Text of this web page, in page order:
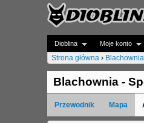
Dioblina Moje konto
J
e
s
Strona główna › Blachownia
Blachownia -
Przewodnik Mapa